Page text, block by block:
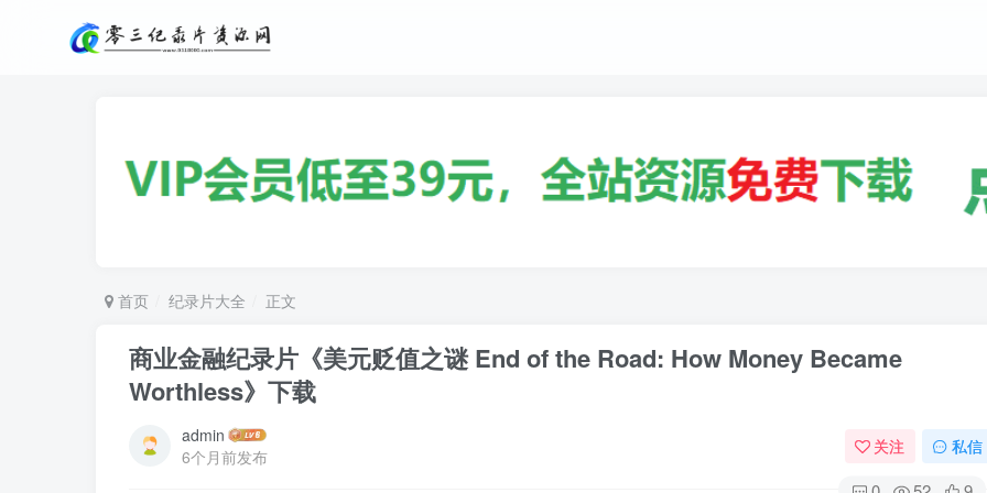
首页 纪录片大全 正文
商业金融纪录片《美元贬值之谜 End of the Road: How Money Became
Worthless》下载
admin
6个月前发布
关注 私信